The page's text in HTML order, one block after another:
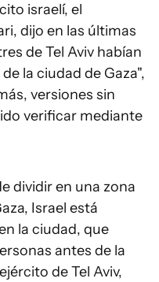
israelí, el
dijo en las últimas
de Tel Aviv habían
la ciudad de Gaza",
versiones sin
verificar mediante
dividir en una zona
Israel está
la ciudad, que
antes de la
de Tel Aviv,